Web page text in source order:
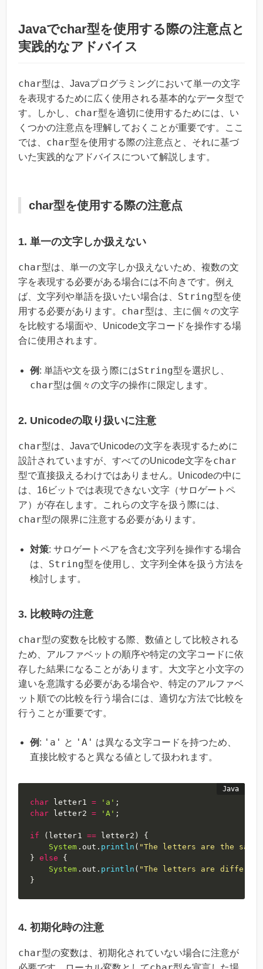
Javaでchar型を使用する際の注意点と
実践的なアドバイス
char型は、Javaプログラミングにおいて単一の文字
を表現するために広く使用される基本的なデータ型で
す。しかし、 char型を適切に使用するためには、い
くつかの注意点を理解しておくことが重要です。ここ
では、 char型を使用する際の注意点と、それに基づ
いた実践的なアドバイスについて解説します。
char型を使用する際の注意点
1. 単一の文字しか扱えない
char型は、単一の文字しか扱えないため、複数の文
字を表現する必要がある場合には不向きです。例え
ば、文字列や単語を扱いたい場合は、 String型を使
用する必要があります。 char型は、主に個々の文字
を比較する場面や、Unicode文字コードを操作する場
合に使用されます。
例 : 単語や文を扱う際にはString型を選択し、
char型は個々の文字の操作に限定します。
2. Unicodeの取り扱いに注意
char型は、JavaでUnicodeの文字を表現するために
設計されていますが、すべてのUnicode文字をchar
型で直接扱えるわけではありません。Unicodeの中に
は、16ビットでは表現できない文字（サロゲートペ
ア）が存在します。これらの文字を扱う際には、
char型の限界に注意する必要があります。
対策: サロゲートペアを含む文字列を操作する場合
は、 String型を使用し、文字列全体を扱う方法を
検討します。
3. 比較時の注意
char型の変数を比較する際、数値として比較される
ため、アルファベットの順序や特定の文字コードに依
存した結果になることがあります。大文字と小文字の
違いを意識する必要がある場合や、特定のアルファベ
ット順での比較を行う場合には、適切な方法で比較を
行うことが重要です。
例 : 'a' と 'A' は異なる文字コードを持つため、
直接比較すると異なる値として扱われます。
char letter1 = 'a' ;
char letter2 = 'A' ;
if ( letter1 == letter2 )
{
System . out . println ( "The letters are the
} else
{
System . out . println ( "The letters are
}
4. 初期化時の注意
char型の変数は、初期化されていない場合に注意が